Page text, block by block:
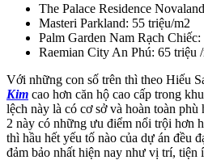
The Palace Residence
Masteri Parkland: 55 triệu/m2
Palm Garden Nam Rạch
Raemian City An Phú: 65 triệu
Với những con số trên thì theo Hiếu
Kim cao hơn căn hộ cao cấp trong
lệch này là có cơ sở và hoàn toàn
2 này có những ưu điểm nổi trội hơn
thì hầu hết yếu tố nào của dự án đều
đảm bảo nhất hiện nay như vị trí,